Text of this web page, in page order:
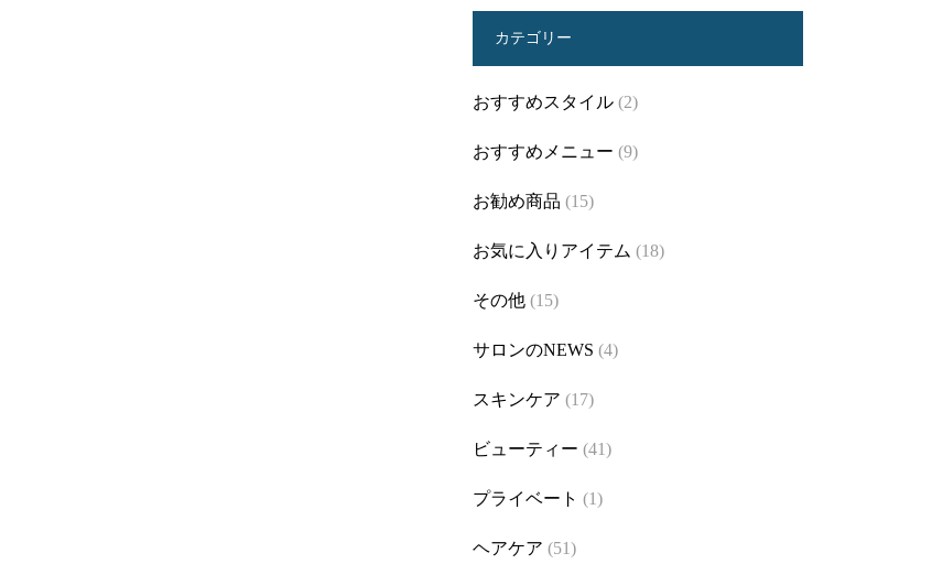
カテゴリー
おすすめスタイル (2)
おすすめメニュー (9)
お勧め商品 (15)
お気に入りアイテム (18)
その他 (15)
サロンのNEWS (4)
スキンケア (17)
ビューティー (41)
プライベート (1)
ヘアケア (51)